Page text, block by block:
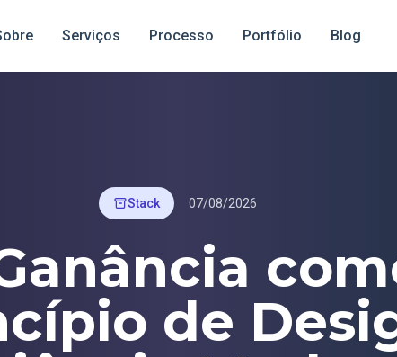
Serviços Processo Portfólio Blog
Stack 07/08/2026
de